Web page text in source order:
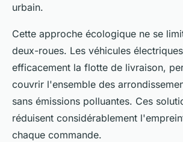
urbain.
Cette approche écologique ne se
deux-roues. Les véhicules
efficacement la flotte de livraison,
couvrir l'ensemble des
sans émissions polluantes. Ces
réduisent considérablement
chaque commande.